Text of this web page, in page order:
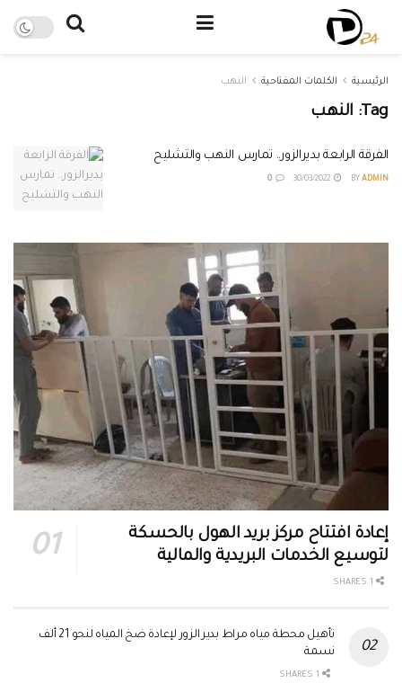
الرئيسية الكلمات المفتاحية النهب
Tag: النهب
الفرقة الرابعة بديرالزور.. تمارس النهب والتشليح
BY ADMIN
إعادة افتتاح مركز بريد الهول بالحسكة
لتوسيع الخدمات البريدية والمالية
تأهيل محطة مياه مراط بدير الزور لإعادة ضخ المياه لنحو 21 ألف
نسمة